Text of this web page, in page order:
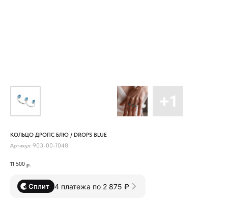
КОЛЬЦО ДРОПС БЛЮ / DROPS BLUE
Артикул: 903-00-1048
11 500 р.
Сплит 4 платежа по 2 875 ₽